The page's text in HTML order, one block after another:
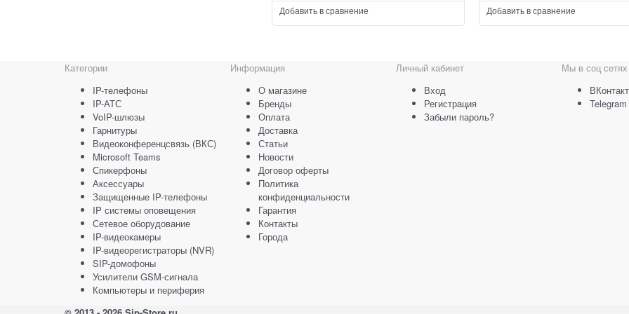
Добавить в сравнение Добавить в сравнение
Категории
IP-телефоны
IP-АТС
VoIP-шлюзы
Гарнитуры
Видеоконференцсвязь (ВКС)
Microsoft Teams
Спикерфоны
Аксессуары
Защищенные IP-телефоны
IP системы оповещения
Сетевое оборудование
IP-видеокамеры
IP-видеорегистраторы (NVR)
SIP-домофоны
Усилители GSM-сигнала
Компьютеры и периферия
Информация
О магазине
Бренды
Оплата
Доставка
Статьи
Новости
Договор оферты
Политика
конфиденциальности
Гарантия
Контакты
Города
Личный кабинет
Вход
Регистрация
Забыли пароль?
Мы в соц сетях
Telegram